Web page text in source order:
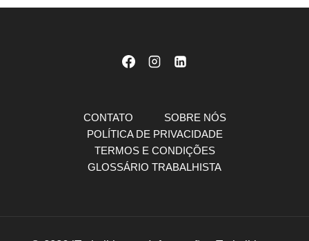
CONTATO
SOBRE NÓS
POLÍTICA DE PRIVACIDADE
TERMOS E CONDIÇÕES
GLOSSÁRIO TRABALHISTA